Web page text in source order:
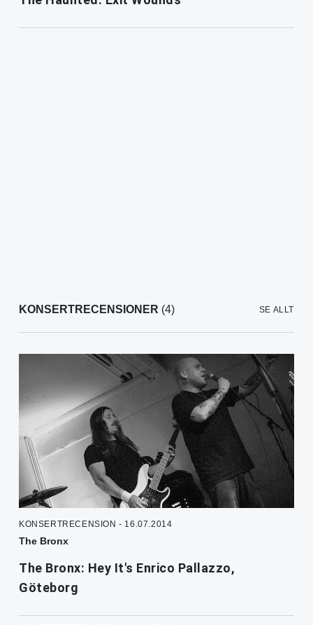
KONSERTRECENSIONER (4) SE ALLT
KONSERTRECENSION - 16.07.2014
The Bronx
The Bronx: Hey It's Enrico Pallazzo,
Göteborg